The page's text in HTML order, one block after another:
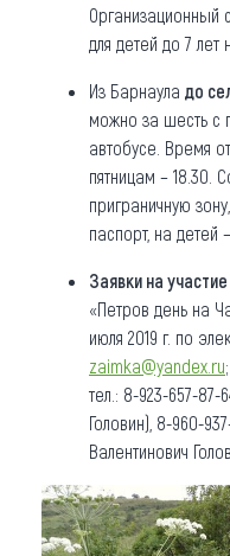
Организационный
для детей до 7 лет
Из Барнаула до
можно за шесть с
автобусе. Время
пятницам – 18.30.
приграничную
паспорт, на детей
Заявки на участие
«Петров день на
июля 2019 г. по
zaimka@yandex.ru;
тел.: 8-923-657-87-
Головин), 8-960-
Валентинович